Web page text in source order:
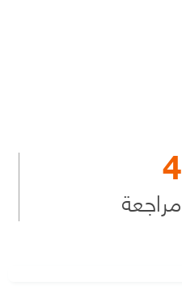
4
مراجعة